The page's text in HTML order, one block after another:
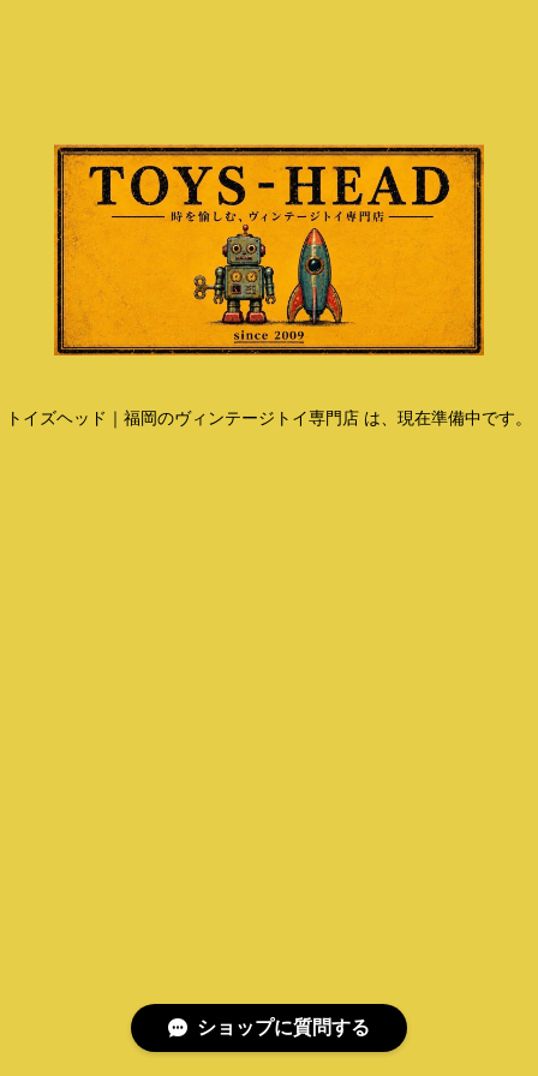
トイズヘッド｜福岡のヴィンテージトイ専門店 は、現在準備中です。
ショップに質問する